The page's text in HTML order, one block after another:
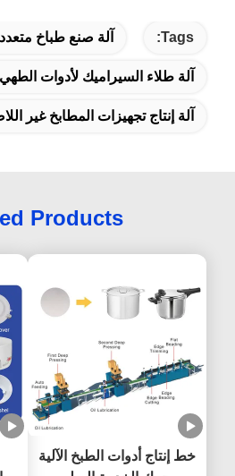
Tags: آلة صنع طباخ
آلة طلاء السيراميك لأدوات الطهي
آلة إنتاج تجهيزات المطابخ غير
Products
خط إنتاج أدوات الطبخ الآلية